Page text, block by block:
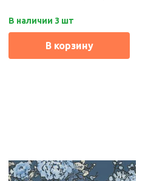
В наличии 3 шт
В корзину